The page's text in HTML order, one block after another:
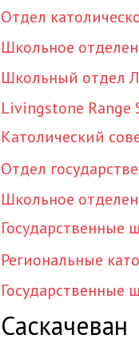
Отдел
Школьное
Школьный отдел
Livingstone Range
Католический
Отдел
Школьное
Государственные
Региональные
Государственные
Саскачеван